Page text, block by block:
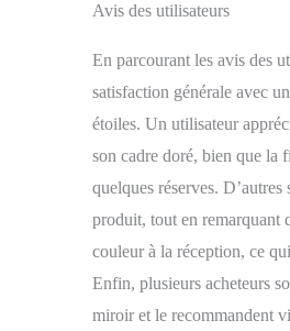
Avis des utilisateurs
En parcourant les avis des
satisfaction générale avec
étoiles. Un utilisateur
son cadre doré, bien que la
quelques réserves.
produit, tout en remarquant
couleur à la réception, ce
Enfin, plusieurs acheteurs
miroir et le recommandent